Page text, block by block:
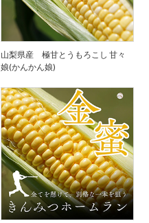
山梨県産 極甘とうもろこし 甘々
娘(かんかん娘)